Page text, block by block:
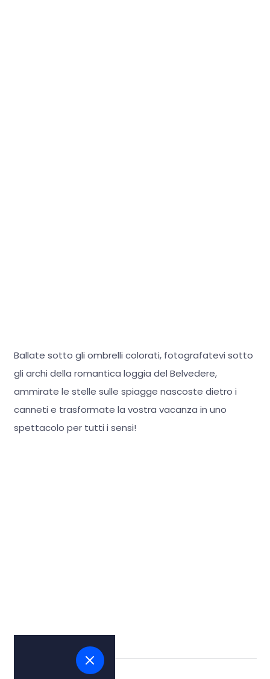
Ballate sotto gli ombrelli colorati, fotografatevi sotto
gli archi della romantica loggia del Belvedere,
ammirate le stelle sulle spiagge nascoste dietro i
canneti e trasformate la vostra vacanza in uno
spettacolo per tutti i sensi!